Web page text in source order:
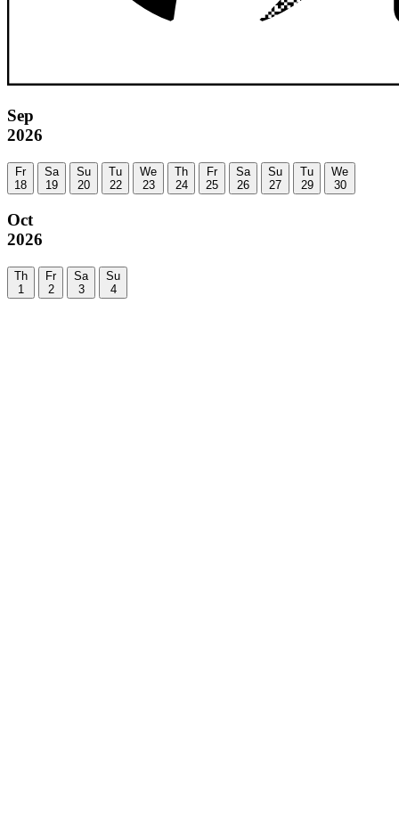
Sep
2026
Fr
18
Sa
19
Su
20
Tu
22
We
23
Th
24
Fr
25
Sa
26
Su
27
Tu
29
We
30
Oct
2026
Th
1
Fr
2
Sa
3
Su
4